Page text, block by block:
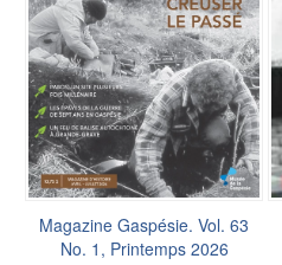
Magazine Gaspésie. Vol. 63
No. 1, Printemps 2026